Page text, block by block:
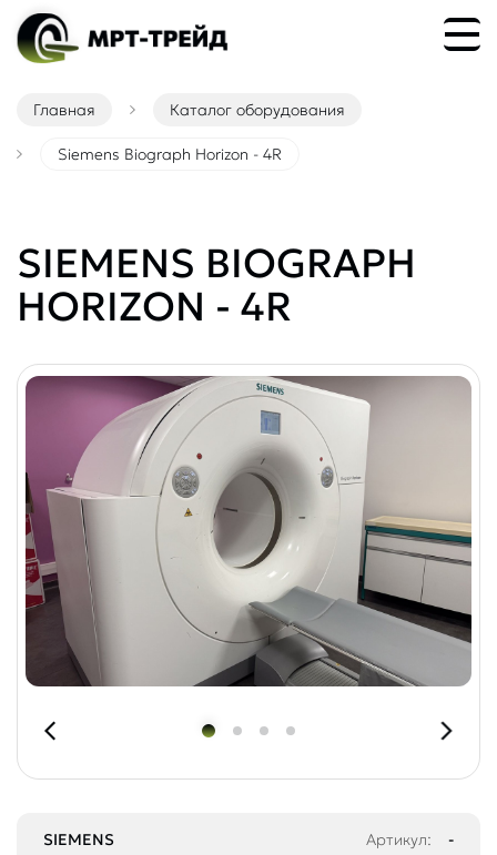
Главная Каталог оборудования
Siemens Biograph Horizon - 4R
SIEMENS BIOGRAPH
HORIZON - 4R
SIEMENS Артикул: -